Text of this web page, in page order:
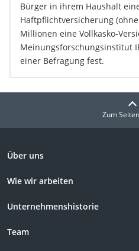
Bürger in ihrem Haushalt
Haftpflichtversicherung
Millionen eine Vollkasko-
Meinungsforschungsinstitut
einer Befragung fest.
Zum
Über uns
Wie wir arbeiten
Unternehmenshistorie
Team